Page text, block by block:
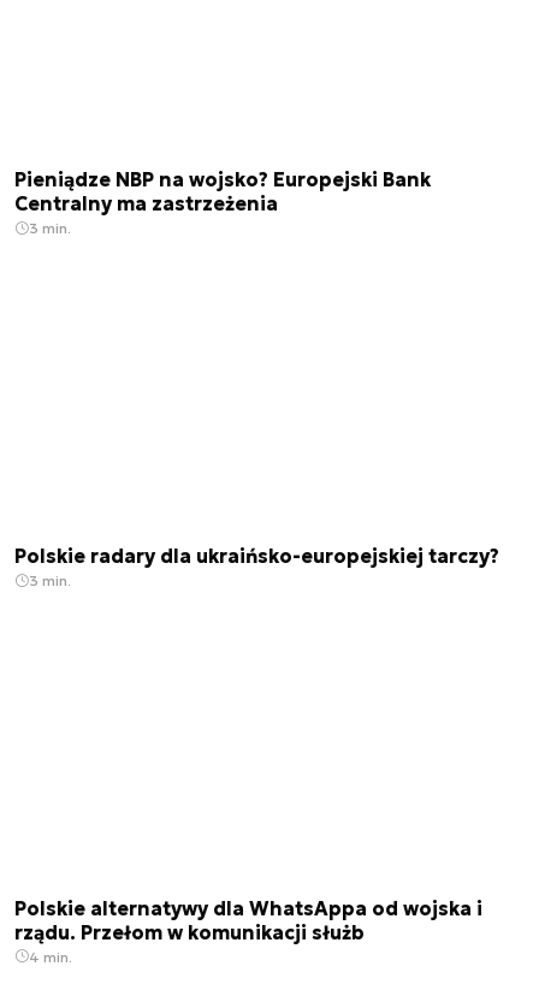
Pieniądze NBP na wojsko? Europejski Bank
Centralny ma zastrzeżenia
3 min.
Polskie radary dla ukraińsko-europejskiej tarczy?
3 min.
Polskie alternatywy dla WhatsAppa od wojska i
rządu. Przełom w komunikacji służb
4 min.